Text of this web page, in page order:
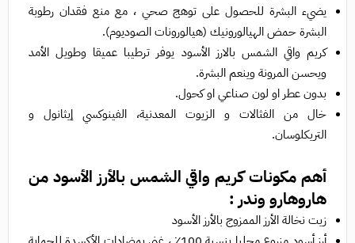
يضيء البشرة للحصول على توهج صحي ، مع منع فقدان رطوبة
البشرة حمض الهيالورونيك (هيالورونات الصوديوم).
كريم واقي الشمس بالارز الأسود يوفر ترطيبا عميقا وطويل الأمد
ويحسن المرونة وينعم البشرة.
بدون عطر او لون صناعي او كحول.
خال من الفثالات و الزيوت المعدنية، الفينوكسي إيثانول و
التريكلوسان.
أهم مكونات كريم واقي الشمس بالأرز الأسود من
هاروهارو وندر :
زيت نخالة الأرز الممزوج بالأرز الأسود